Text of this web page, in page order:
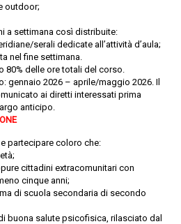
outdoor;
a settimana così distribuite:
serali dedicate all’attività d’aula;
nel fine settimana.
delle ore totali del corso.
gennaio 2026 – aprile/maggio 2026. Il
ai diretti interessati prima
anticipo.
partecipare coloro che:
cittadini extracomunitari con
cinque anni;
di scuola secondaria di secondo
buona salute psicofisica, rilasciato dal